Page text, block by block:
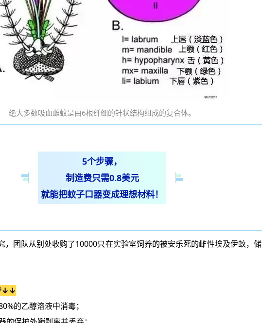
绝大多数吸血雌蚊是由6根纤细的针状结构组成的复合体。
5个步骤，
制造费只需0.8美元
就能把蚊子口器变成理想材料！
，团队从别处收购了10000只在实验室饲养的被安乐死的雌性埃及伊蚊，储
↓↓
的乙醇溶液中消毒；